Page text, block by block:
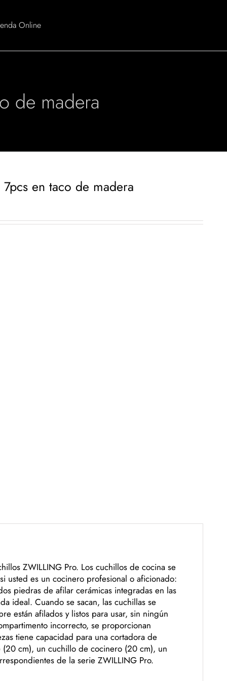
Online
de madera
en taco de madera
ZWILLING Pro. Los cuchillos de cocina se
usted es un cocinero profesional o aficionado:
piedras de afilar cerámicas integradas en las
ideal. Cuando se sacan, las cuchillas se
están afilados y listos para usar, sin ningún
incorrecto, se proporcionan
tiene capacidad para una cortadora de
cm), un cuchillo de cocinero (20 cm), un
de la serie ZWILLING Pro.